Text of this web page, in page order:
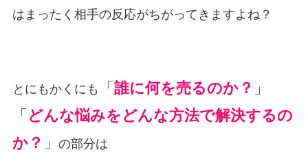
はまったく相手の反応がちがってきますよね？
とにもかくにも 「 誰に何を売るのか？ 」
「 どんな悩みをどんな方法で解決するの
か？ 」 の部分は